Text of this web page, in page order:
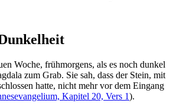
Woche, frühmorgens, als es noch dunkel
zum Grab. Sie sah, dass der Stein, mit
hatte, nicht mehr vor dem Eingang
Kapitel 20, Vers 1).